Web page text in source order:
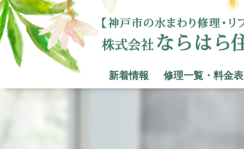
新着情報 修理一覧・料金表